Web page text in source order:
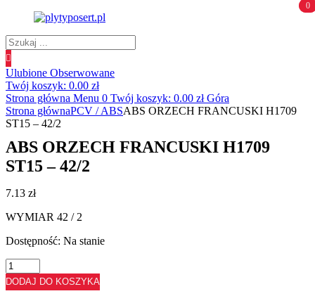
Wyszukiwanie
produktów
0
Ulubione Obserwowane
0
Twój koszyk: 0.00 zł
Strona główna Menu 0 Twój koszyk: 0.00 zł Góra
Strona głównaPCV / ABSABS ORZECH FRANCUSKI H1709
ST15 – 42/2
ABS ORZECH FRANCUSKI H1709
ST15 – 42/2
7.13 zł
WYMIAR 42 / 2
Dostępność: Na stanie
ilość
ABS
ORZECH
DODAJ DO KOSZYKA